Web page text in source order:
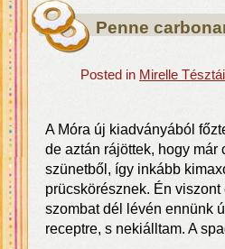
Penne
Posted in Mirelle
A Móra új kiadványából
de aztán rájöttek, hogy már
szünetből, így inkább
prücskörésznek. Én
szombat dél lévén ennünk
receptre, s nekiálltam. A